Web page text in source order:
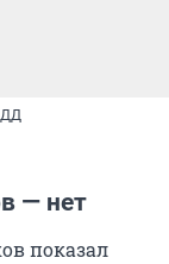
— нет
показал